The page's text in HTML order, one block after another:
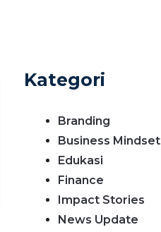
Kategori
Branding
Business Mindset
Edukasi
Finance
Impact Stories
News Update